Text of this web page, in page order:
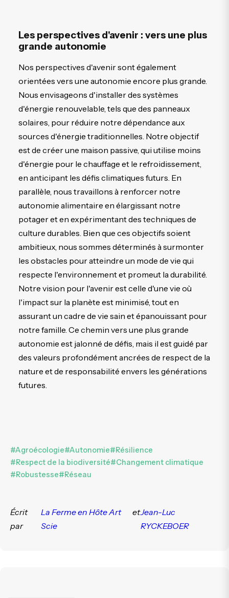
Les perspectives d'avenir : vers une plus
grande autonomie
Nos perspectives d'avenir sont également
orientées vers une autonomie encore plus grande.
Nous envisageons d'installer des systèmes
d'énergie renouvelable, tels que des panneaux
solaires, pour réduire notre dépendance aux
sources d'énergie traditionnelles. Notre objectif
est de créer une maison passive, qui utilise moins
d'énergie pour le chauffage et le refroidissement,
en anticipant les défis climatiques futurs. En
parallèle, nous travaillons à renforcer notre
autonomie alimentaire en élargissant notre
potager et en expérimentant des techniques de
culture durables. Bien que ces objectifs soient
ambitieux, nous sommes déterminés à surmonter
les obstacles pour atteindre un mode de vie qui
respecte l'environnement et promeut la durabilité.
Notre vision pour l'avenir est celle d'une vie où
l'impact sur la planète est minimisé, tout en
assurant un cadre de vie sain et épanouissant pour
notre famille. Ce chemin vers une plus grande
autonomie est jalonné de défis, mais il est guidé par
des valeurs profondément ancrées de respect de la
nature et de responsabilité envers les générations
futures.
#Agroécologie#Autonomie#Résilience
#Respect de la biodiversité#Changement climatique
#Robustesse#Réseau
Écrit
par
La Ferme en Hôte Art
Scie
etJean-Luc
RYCKEBOER